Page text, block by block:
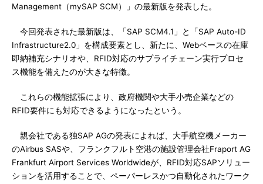
Management（mySAP SCM）」の最新版を発表した。
今回発表された最新版は、「SAP SCM4.1」と「SAP Auto-ID
Infrastructure2.0」を構成要素とし、新たに、Webベースの在庫
即納補充シナリオや、RFID対応のサプライチェーン実行プロセ
ス機能を備えたのが大きな特徴。
これらの機能拡張により、政府機関や大手小売企業などの
RFID要件にも対応できるようになったという。
親会社である独SAP AGの発表によれば、大手航空機メーカー
のAirbus SASや、フランクフルト空港の施設管理会社Fraport AG
Frankfurt Airport Services Worldwideが、RFID対応SAPソリュー
ションを活用することで、ペーパーレスかつ自動化されたワーク